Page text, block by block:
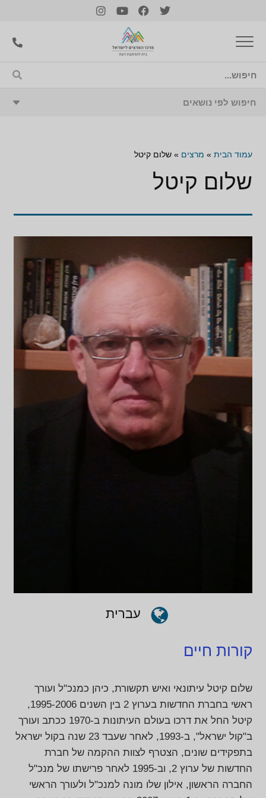
עמוד הבית » מרצים »שלום קיטל
שלום קיטל
עברית
קורות חיים
שלום קיטל עיתונאי ואיש תקשורת, כיהן כמנכ"ל ועורך
ראשי בחברת החדשות בערוץ 2 בין השנים 1995-2006,
קיטל החל את דרכו בעולם העיתונות ב-1970 ככתב ועורך
ב"קול ישראל", ב-1993, לאחר שעבד 23 שנה בקול ישראל
בתפקידים שונים, הצטרף לצוות ההקמה של חברת
החדשות של ערוץ 2, וב-1995 לאחר פרישתו של מנכ"ל
החברה הראשון, אילון שלו מונה למנכ"ל ולעורך הראשי